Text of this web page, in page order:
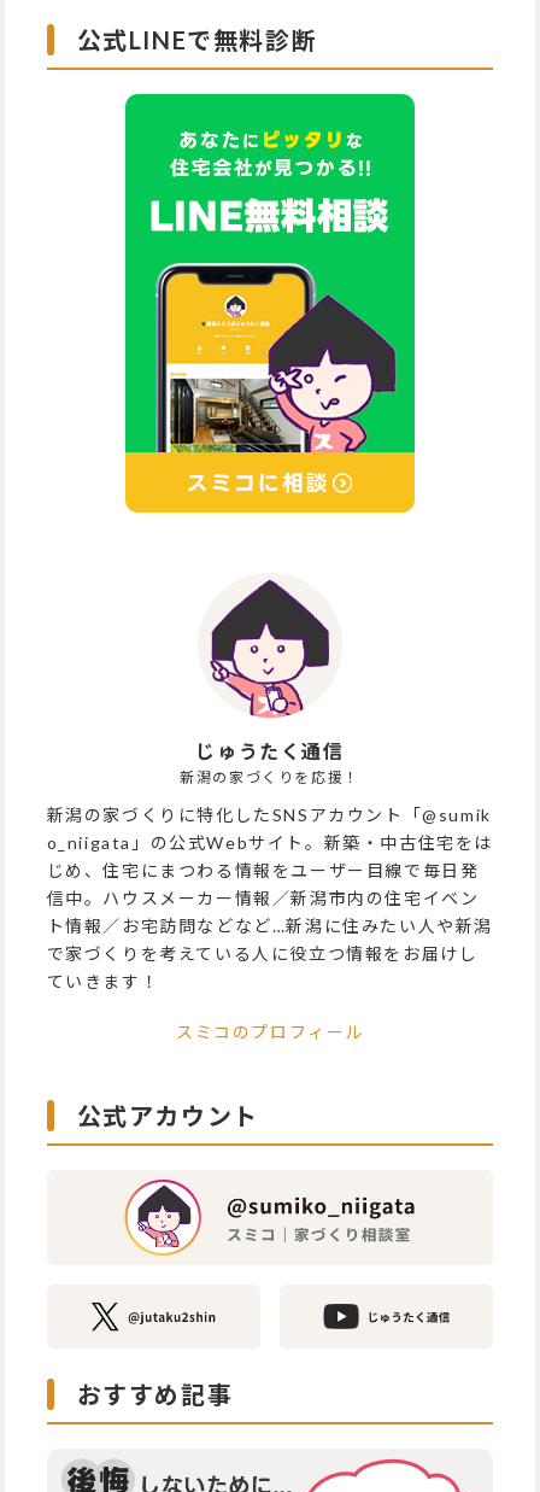
じゅうたく通信
新潟の家づくりを応援！
新潟の家づくりに特化したSNSアカウント「@sumik
o_niigata」の公式Webサイト。新築・中古住宅をは
じめ、住宅にまつわる情報をユーザー目線で毎日発
信中。ハウスメーカー情報／新潟市内の住宅イベン
ト情報／お宅訪問などなど…新潟に住みたい人や新潟
で家づくりを考えている人に役立つ情報をお届けし
ていきます！
スミコのプロフィール
公式アカウント
公式LINEで無料診断
おすすめ記事